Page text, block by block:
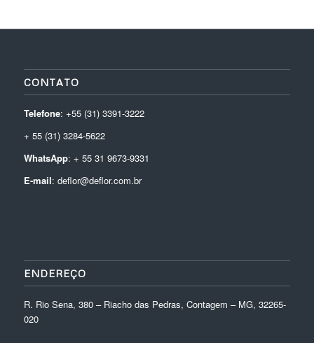
CONTATO
Telefone: +55 (31) 3391-3222
+ 55 (31) 3284-5622
WhatsApp: + 55 31 9673-9331
E-mail: deflor@deflor.com.br
ENDEREÇO
R. Rio Sena, 380 – Riacho das Pedras, Contagem – MG, 32265-
020